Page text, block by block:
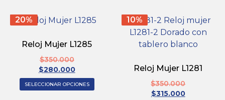
20%
Reloj Mujer L1285
$350.000
$280.000
SELECCIONAR OPCIONES
10%
Reloj Mujer L1281
$350.000
$315.000